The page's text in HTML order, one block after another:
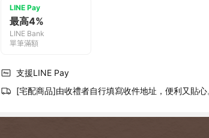
LINE Pay
最高4%
LINE Bank
單筆滿額
支援LINE Pay
[宅配商品]由收禮者自行填寫收件地址，便利又貼心